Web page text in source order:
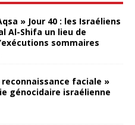
» Jour 40 : les Israéliens
Al-Shifa un lieu de
sommaires
faciale »
génocidaire israélienne